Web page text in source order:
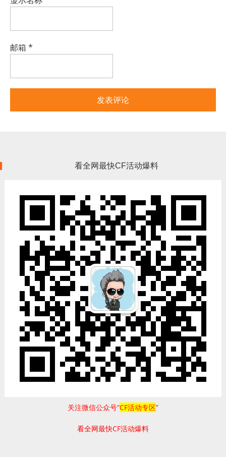
邮箱 *
看全网最快CF活动爆料
关注微信公众号“CF活动专区”
看全网最快CF活动爆料